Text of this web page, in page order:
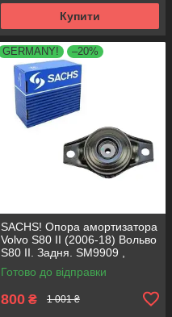
Купити
GERMANY! –20%
SACHS! Опора амортизатора
Volvo S80 II (2006-18) Вольво
S80 II. Задня. SM9909 ,
802416 , KB952.10 ,
VKDA40436
Готово до відправки
800 ₴ 1 001 ₴